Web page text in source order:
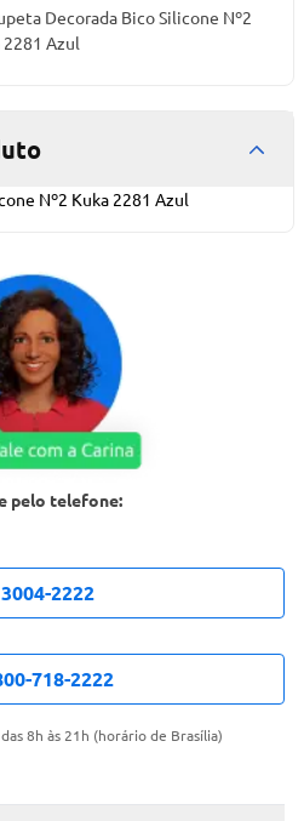
Decorada Bico Silicone Nº2
2281 Azul
Nº2 Kuka 2281 Azul
pelo telefone:
3004-2222
718-2222
8h às 21h (horário de Brasília)